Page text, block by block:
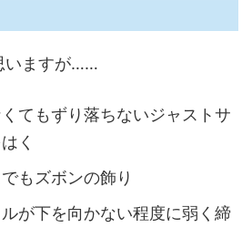
いますが……
てもずり落ちないジャストサ
く
もズボンの飾り
が下を向かない程度に弱く締